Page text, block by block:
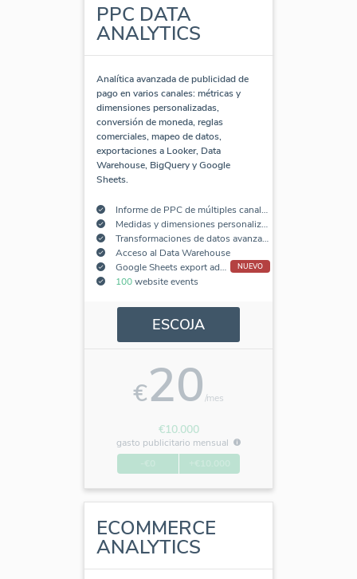
PPC DATA
ANALYTICS
Analítica avanzada de publicidad de
pago en varios canales: métricas y
dimensiones personalizadas,
conversión de moneda, reglas
comerciales, mapeo de datos,
exportaciones a Looker, Data
Warehouse, BigQuery y Google
Sheets.
Informe de PPC de múltiples canales
Medidas y dimensiones personalizadas
Transformaciones de datos avanzadas
Acceso al Data Warehouse
Google Sheets export add-on
NUEVO
100website events
ESCOJA
€20/mes
€10.000
gasto publicitario mensual
ECOMMERCE
ANALYTICS